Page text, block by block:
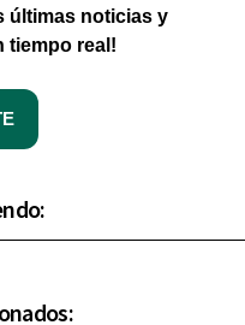
últimas noticias y
tiempo real!